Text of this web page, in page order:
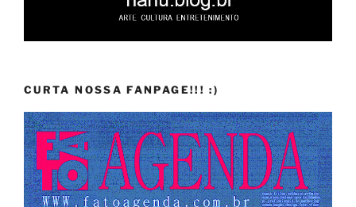
CURTA NOSSA FANPAGE!!! :)